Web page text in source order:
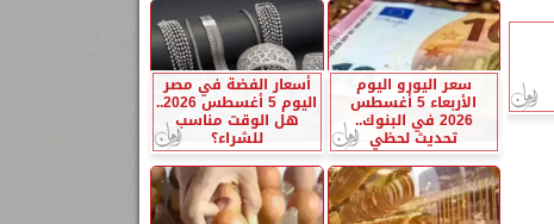
سعر اليورو اليوم
الأربعاء 5 أغسطس
2026 في البنوك..
تحديث لحظي
أسعار الفضة في مصر
اليوم 5 أغسطس 2026..
هل الوقت مناسب
للشراء؟